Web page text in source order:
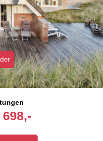
698,-